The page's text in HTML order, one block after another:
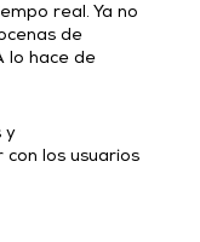
real. Ya no
de
lo hace de
y
los usuarios